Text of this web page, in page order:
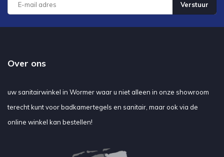
Verstuur
Over ons
uw sanitairwinkel in Wormer waar u niet alleen in onze showroom
terecht kunt voor badkamertegels en sanitair, maar ook via de
online winkel kan bestellen!